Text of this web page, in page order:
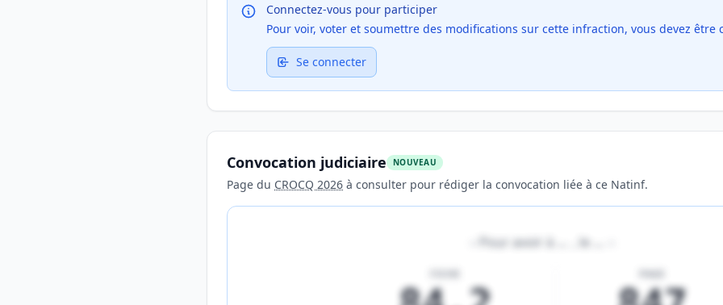
Connectez-vous pour participer
Pour voir, voter et soumettre des modifications sur cette infraction, vous devez être
Se connecter
Convocation judiciaire NOUVEAU
Page du CROCQ 2026 à consulter pour rédiger la convocation liée à ce Natinf.
Pour avoir à , le